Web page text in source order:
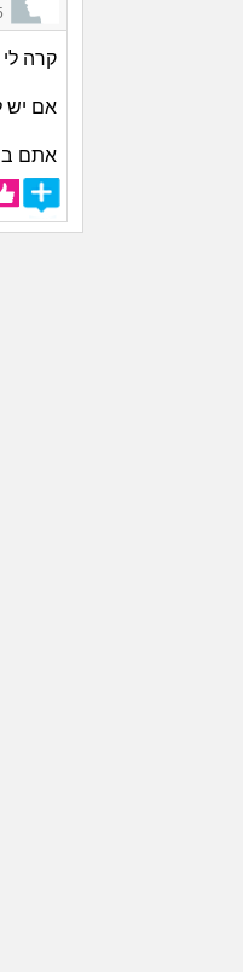
קרה
אם יש
אתם